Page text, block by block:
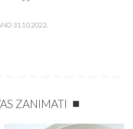
31.10.2022.
ZANIMATI